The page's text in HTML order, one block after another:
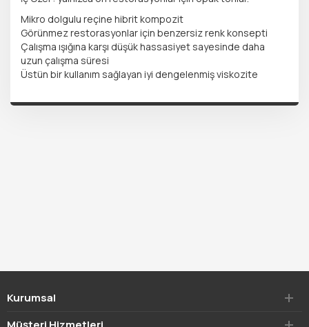
Mikro dolgulu reçine hibrit kompozit
Görünmez restorasyonlar için benzersiz renk konsepti
Çalışma ışığına karşı düşük hassasiyet sayesinde daha
uzun çalışma süresi
Üstün bir kullanım sağlayan iyi dengelenmiş viskozite
Kurumsal